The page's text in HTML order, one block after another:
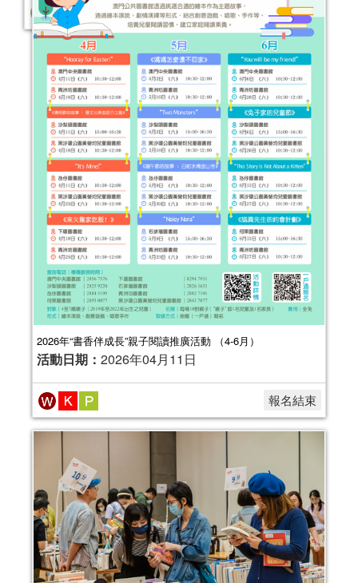
2026年“書香伴成長”親子閱讀推廣活動 （4-6月）
活動日期： 2026年04月11日
報名結束
2025年“書香伴成長”親子閱讀推廣活動
（1-3月）
活動日期：2025年01月04日
報名結束